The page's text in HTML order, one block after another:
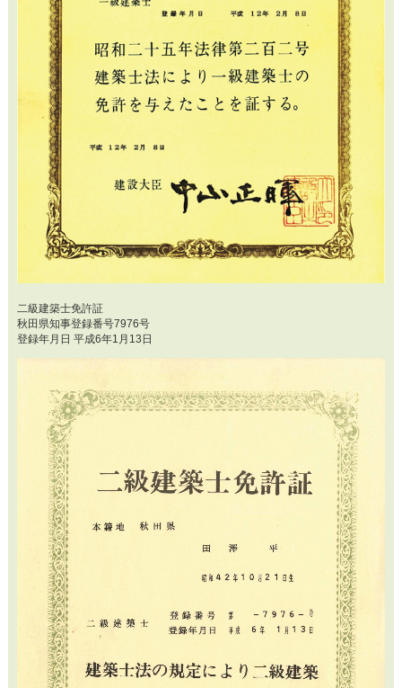
二級建築士免許証
秋田県知事登録番号7976号
登録年月日 平成6年1月13日